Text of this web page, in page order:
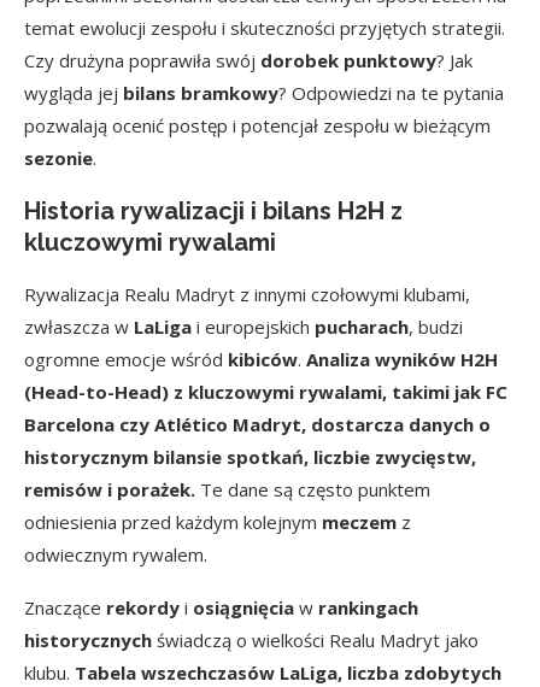
temat ewolucji zespołu i skuteczności przyjętych strategii.
Czy drużyna poprawiła swój dorobek punktowy? Jak
wygląda jej bilans bramkowy? Odpowiedzi na te pytania
pozwalają ocenić postęp i potencjał zespołu w bieżącym
sezonie.
Historia rywalizacji i bilans H2H z
kluczowymi rywalami
Rywalizacja Realu Madryt z innymi czołowymi klubami,
zwłaszcza w LaLiga i europejskich pucharach, budzi
ogromne emocje wśród kibiców. Analiza wyników H2H
(Head-to-Head) z kluczowymi rywalami, takimi jak FC
Barcelona czy Atlético Madryt, dostarcza danych o
historycznym bilansie spotkań, liczbie zwycięstw,
remisów i porażek. Te dane są często punktem
odniesienia przed każdym kolejnym meczem z
odwiecznym rywalem.
Znaczące rekordy i osiągnięcia w rankingach
historycznych świadczą o wielkości Realu Madryt jako
klubu. Tabela wszechczasów LaLiga, liczba zdobytych